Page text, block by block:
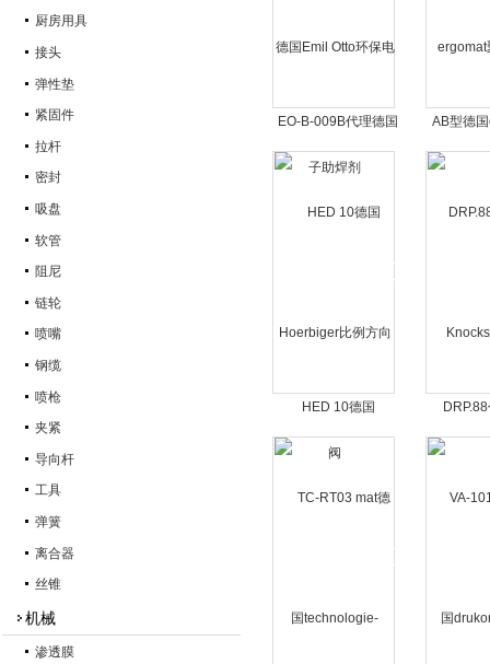
厨房用具
接头
弹性垫
紧固件
拉杆
密封
吸盘
软管
阻尼
链轮
喷嘴
钢缆
喷枪
夹紧
导向杆
工具
弹簧
离合器
丝锥
机械
渗透膜
EO-B-009B代理德国
Emil Otto环保电子助
焊剂
AB型德
氨
HED 10德国
Hoerbiger比例方向阀